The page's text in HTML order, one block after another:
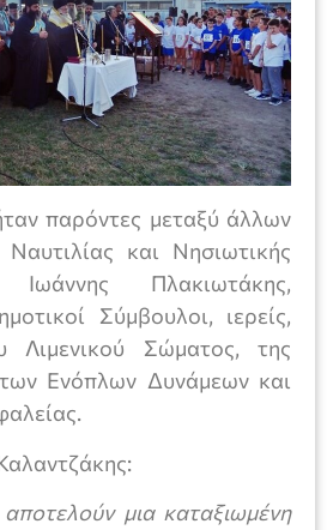
παρόντες μεταξύ άλλων
και Νησιωτικής
Πλακιωτάκης,
Σύμβουλοι, ιερείς,
Λιμενικού Σώματος, της
Ενόπλων Δυνάμεων και
μια καταξιωμένη